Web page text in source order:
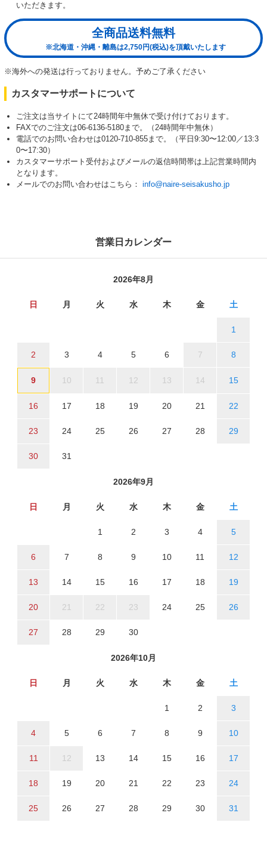
いただきます。
全商品送料無料
※北海道・沖縄・離島は2,750円(税込)を頂戴いたします
※海外への発送は行っておりません。予めご了承ください
カスタマーサポートについて
ご注文は当サイトにて24時間年中無休で受け付けております。
FAXでのご注文は06-6136-5180まで。（24時間年中無休）
電話でのお問い合わせは0120-710-855まで。（平日9:30〜12:00／13:3
0〜17:30）
カスタマーサポート受付およびメールの返信時間帯は上記営業時間内
となります。
メールでのお問い合わせはこちら： info@naire-seisakusho.jp
営業日カレンダー
2026年8月
日 月 火 水 木 金 土
1
2 3 4 5 6 7 8
9 10 11 12 13 14 15
16 17 18 19 20 21 22
23 24 25 26 27 28 29
30 31
2026年9月
日 月 火 水 木 金 土
1 2 3 4 5
6 7 8 9 10 11 12
13 14 15 16 17 18 19
20 21 22 23 24 25 26
27 28 29 30
2026年10月
日 月 火 水 木 金 土
1 2 3
4 5 6 7 8 9 10
11 12 13 14 15 16 17
18 19 20 21 22 23 24
25 26 27 28 29 30 31